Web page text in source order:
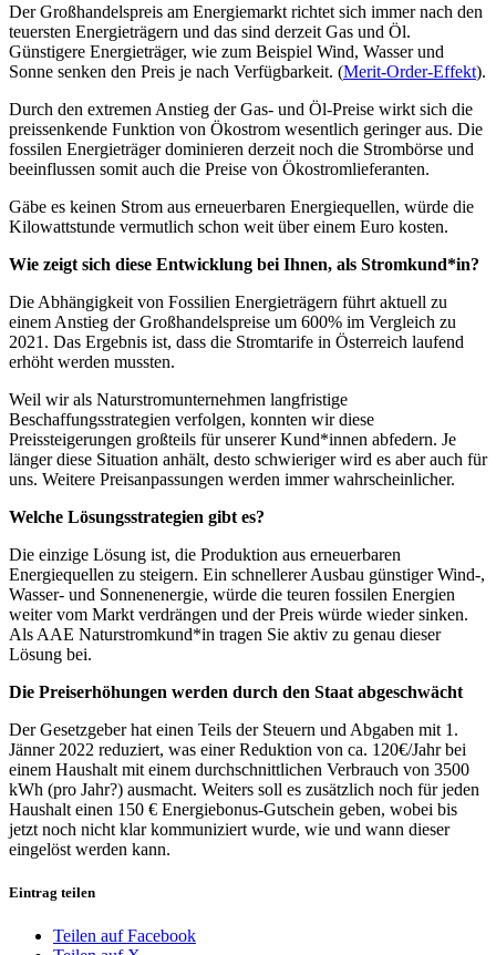
Der Großhandelspreis am Energiemarkt richtet sich immer nach den
teuersten Energieträgern und das sind derzeit Gas und Öl.
Günstigere Energieträger, wie zum Beispiel Wind, Wasser und
Sonne senken den Preis je nach Verfügbarkeit. (Merit-Order-Effekt).
Durch den extremen Anstieg der Gas- und Öl-Preise wirkt sich die
preissenkende Funktion von Ökostrom wesentlich geringer aus. Die
fossilen Energieträger dominieren derzeit noch die Strombörse und
beeinflussen somit auch die Preise von Ökostromlieferanten.
Gäbe es keinen Strom aus erneuerbaren Energiequellen, würde die
Kilowattstunde vermutlich schon weit über einem Euro kosten.
Wie zeigt sich diese Entwicklung bei Ihnen, als Stromkund*in?
Die Abhängigkeit von Fossilien Energieträgern führt aktuell zu
einem Anstieg der Großhandelspreise um 600% im Vergleich zu
2021. Das Ergebnis ist, dass die Stromtarife in Österreich laufend
erhöht werden mussten.
Weil wir als Naturstromunternehmen langfristige
Beschaffungsstrategien verfolgen, konnten wir diese
Preissteigerungen großteils für unserer Kund*innen abfedern. Je
länger diese Situation anhält, desto schwieriger wird es aber auch für
uns. Weitere Preisanpassungen werden immer wahrscheinlicher.
Welche Lösungsstrategien gibt es?
Die einzige Lösung ist, die Produktion aus erneuerbaren
Energiequellen zu steigern. Ein schnellerer Ausbau günstiger Wind-,
Wasser- und Sonnenenergie, würde die teuren fossilen Energien
weiter vom Markt verdrängen und der Preis würde wieder sinken.
Als AAE Naturstromkund*in tragen Sie aktiv zu genau dieser
Lösung bei.
Die Preiserhöhungen werden durch den Staat abgeschwächt
Der Gesetzgeber hat einen Teils der Steuern und Abgaben mit 1.
Jänner 2022 reduziert, was einer Reduktion von ca. 120€/Jahr bei
einem Haushalt mit einem durchschnittlichen Verbrauch von 3500
kWh (pro Jahr?) ausmacht. Weiters soll es zusätzlich noch für jeden
Haushalt einen 150 € Energiebonus-Gutschein geben, wobei bis
jetzt noch nicht klar kommuniziert wurde, wie und wann dieser
eingelöst werden kann.
Eintrag teilen
Teilen auf Facebook